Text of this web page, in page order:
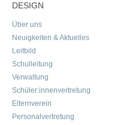
DESIGN
Über uns
Neuigkeiten & Aktuelles
Leitbild
Schulleitung
Verwaltung
Schüler:innenvertretung
Elternverein
Personalvertretung